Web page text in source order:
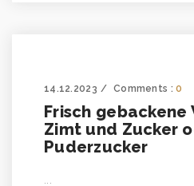
14.12.2023 Comments :0
Frisch
Zimt und Zucker
Puderzucker